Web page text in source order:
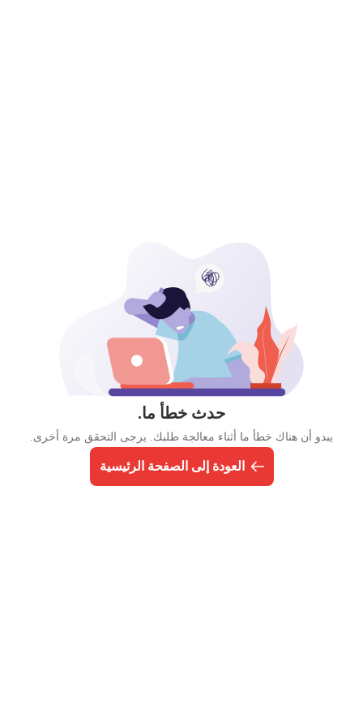
حدث خطأ ما.
يبدو أن هناك خطأ ما أثناء معالجة طلبك. يرجى التحقق مرة أخرى.
العودة إلى الصفحة الرئيسية